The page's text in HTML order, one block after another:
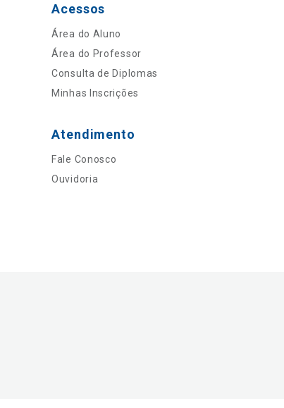
Acessos
Área do Aluno
Área do Professor
Consulta de Diplomas
Minhas Inscrições
Atendimento
Fale Conosco
Ouvidoria